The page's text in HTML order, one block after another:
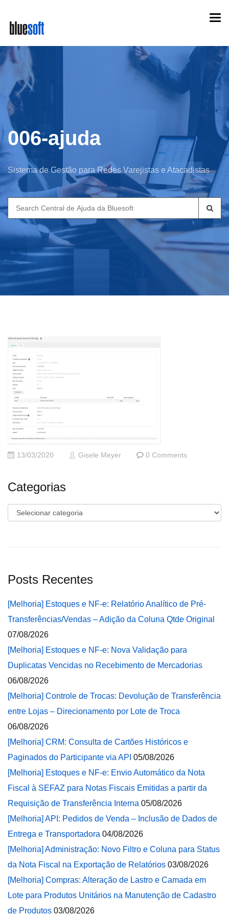
main
content
006-ajuda
Sistema de Gestão para Redes Varejistas e Atacadistas
Search
for:
13/03/2020 Gisele Meyer 0 Comments
Categorias
Categorias
Posts Recentes
[Melhoria] Estoques e NF-e: Relatório Analítico de Pré-
Transferências/Vendas – Adição da Coluna Qtde Original
07/08/2026
[Melhoria] Estoques e NF-e: Nova Validação para
Duplicatas Vencidas no Recebimento de Mercadorias
06/08/2026
[Melhoria] Controle de Trocas: Devolução de Transferência
entre Lojas – Direcionamento por Lote de Troca
06/08/2026
[Melhoria] CRM: Consulta de Cartões Históricos e
Paginados do Participante via API 05/08/2026
[Melhoria] Estoques e NF-e: Envio Automático da Nota
Fiscal à SEFAZ para Notas Fiscais Emitidas a partir da
Requisição de Transferência Interna 05/08/2026
[Melhoria] API: Pedidos de Venda – Inclusão de Dados de
Entrega e Transportadora 04/08/2026
[Melhoria] Administração: Novo Filtro e Coluna para Status
da Nota Fiscal na Exportação de Relatórios 03/08/2026
[Melhoria] Compras: Alteração de Lastro e Camada em
Lote para Produtos Unitários na Manutenção de Cadastro
de Produtos 03/08/2026